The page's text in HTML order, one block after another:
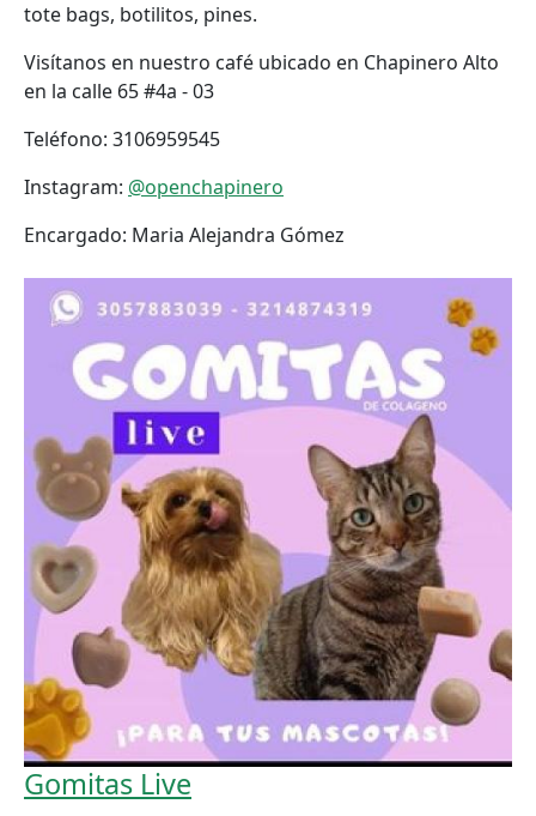
tote bags, botilitos, pines.
Visítanos en nuestro café ubicado en Chapinero Alto
en la calle 65 #4a - 03
Teléfono: 3106959545
Instagram: @openchapinero
Encargado: Maria Alejandra Gómez
Gomitas Live